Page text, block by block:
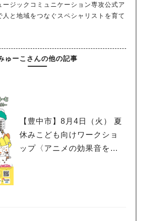
ージックコミュニケーション専攻公式ア
人と地域をつなぐスペシャリストを育て
ゅーこさんの他の記事
【豊中市】8月4日（火） 夏
休みこども向けワークショ
ップ〈アニメの効果音を作